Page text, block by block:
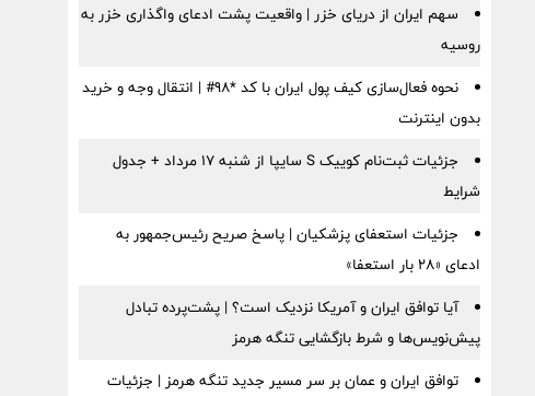
سهم ایران از دریای خزر | واقعیت پشت ادعای واگذاری خزر به
روسیه
نحوه فعال‌سازی کیف پول ایران با کد *98# | انتقال وجه و خرید
بدون اینترنت
جزئیات ثبت‌نام کوییک S سایپا از شنبه ۱۷ مرداد + جدول
شرایط
جزئیات استعفای پزشکیان | پاسخ صریح رئیس‌جمهور به
ادعای «۲۸ بار استعفا»
آیا توافق ایران و آمریکا نزدیک است؟ | پشت‌پرده تبادل
پیش‌نویس‌ها و شرط بازگشایی تنگه هرمز
توافق ایران و عمان بر سر مسیر جدید تنگه هرمز | جزئیات